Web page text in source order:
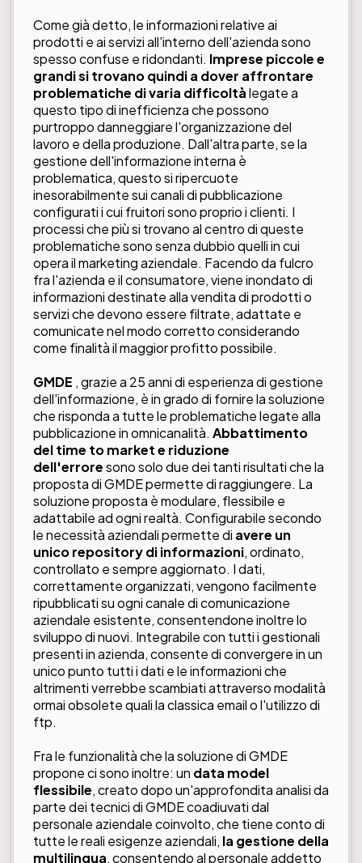
Come già detto, le informazioni relative ai
prodotti e ai servizi all'interno dell'azienda sono
spesso confuse e ridondanti. Imprese piccole e
grandi si trovano quindi a dover affrontare
problematiche di varia difficoltàlegate a
questo tipo di inefficienza che possono
purtroppo danneggiare l'organizzazione del
lavoro e della produzione. Dall'altra parte, se la
gestione dell'informazione interna è
problematica, questo si ripercuote
inesorabilmente sui canali di pubblicazione
configurati i cui fruitori sono proprio i clienti. I
processi che più si trovano al centro di queste
problematiche sono senza dubbio quelli in cui
opera il marketing aziendale. Facendo da fulcro
fra l'azienda e il consumatore, viene inondato di
informazioni destinate alla vendita di prodotti o
servizi che devono essere filtrate, adattate e
comunicate nel modo corretto considerando
come finalità il maggior profitto possibile.
GMDE , grazie a 25 anni di esperienza di gestione
dell'informazione, è in grado di fornire la soluzione
che risponda a tutte le problematiche legate alla
pubblicazione in omnicanalità. Abbattimento
del time to market e riduzione
dell'erroresono solo due dei tanti risultati che la
proposta di GMDE permette di raggiungere. La
soluzione proposta è modulare, flessibile e
adattabile ad ogni realtà. Configurabile secondo
le necessità aziendali permette di avere un
unico repository di informazioni, ordinato,
controllato e sempre aggiornato. I dati,
correttamente organizzati, vengono facilmente
ripubblicati su ogni canale di comunicazione
aziendale esistente, consentendone inoltre lo
sviluppo di nuovi. Integrabile con tutti i gestionali
presenti in azienda, consente di convergere in un
unico punto tutti i dati e le informazioni che
altrimenti verrebbe scambiati attraverso modalità
ormai obsolete quali la classica email o l'utilizzo di
ftp.
Fra le funzionalità che la soluzione di GMDE
propone ci sono inoltre: un data model
flessibile, creato dopo un'approfondita analisi da
parte dei tecnici di GMDE coadiuvati dal
personale aziendale coinvolto, che tiene conto di
tutte le reali esigenze aziendali, la gestione della
multilingua, consentendo al personale addetto